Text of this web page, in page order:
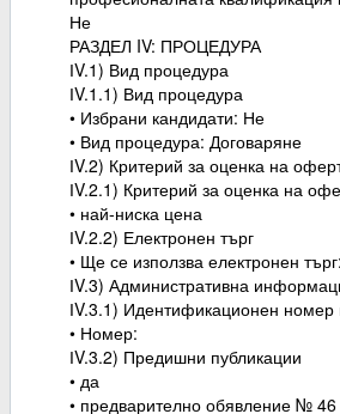
Не
РАЗДЕЛ IV: ПРОЦЕДУРА
ІV.1) Вид процедура
ІV.1.1) Вид процедура
• Избрани кандидати: Не
• Вид процедура: Договаряне
ІV.2) Критерий за оценка на
ІV.2.1) Критерий за оценка на
• най-ниска цена
ІV.2.2) Електронен търг
• Ще се използва електронен
ІV.3) Административна
ІV.3.1) Идентификационен номер
• Номер:
ІV.3.2) Предишни публикации
• да
• предварително обявление № 46